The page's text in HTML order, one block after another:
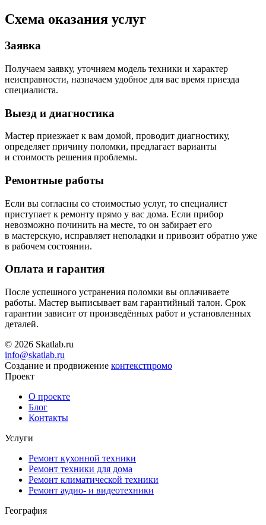
Схема оказания услуг
Заявка
Получаем заявку, уточняем модель техники и характер
неисправности, назначаем удобное для вас время приезда
специалиста.
Выезд и диагностика
Мастер приезжает к вам домой, проводит диагностику,
определяет причину поломки, предлагает варианты
и стоимость решения проблемы.
Ремонтные работы
Если вы согласны со стоимостью услуг, то специалист
приступает к ремонту прямо у вас дома. Если прибор
невозможно починить на месте, то он забирает его
в мастерскую, исправляет неполадки и привозит обратно уже
в рабочем состоянии.
Оплата и гарантия
После успешного устранения поломки вы оплачиваете
работы. Мастер выписывает вам гарантийный талон. Срок
гарантии зависит от произведённых работ и установленных
деталей.
© 2026 Skatlab.ru
info@skatlab.ru
Создание и продвижение контекстпромо
Проект
О проекте
Блог
Контакты
Услуги
Ремонт кухонной техники
Ремонт техники для дома
Ремонт климатической техники
Ремонт аудио- и видеотехники
География